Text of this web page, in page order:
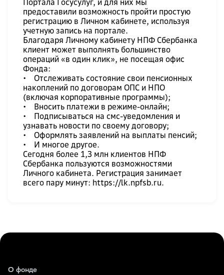
Портала Госусулуг, и для них мы
предоставили возможность пройти простую
регистрацию в Личном кабинете, используя
учетную запись на портале.
Благодаря Личному кабинету НПФ Сбербанка
клиент может выполнять большинство
операций «в один клик», не посещая офис
Фонда:
• Отслеживать состояние свои пенсионных
накоплений по договорам ОПС и НПО
(включая корпоративные программы);
• Вносить платежи в режиме-онлайн;
• Подписываться на смс-уведомления и
узнавать новости по своему договору;
• Оформлять заявлений на выплаты пенсий;
• И многое другое.
Сегодня более 1,3 млн клиентов НПФ
Сбербанка пользуются возможностями
Личного кабинета. Регистрация занимает
всего пару минут: https://lk.npfsb.ru.
О фонде